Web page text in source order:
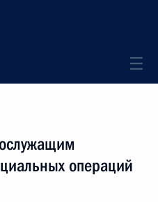
операций